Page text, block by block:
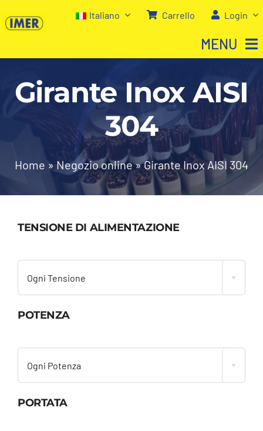
al
Italiano Carrello Login
MENU
Home
Chi siamo
I nostri servizi
Contatti
Girante Inox AISI
304
Home » Negozio online»Girante Inox AISI 304
TENSIONE DI ALIMENTAZIONE
Ogni Tensione
POTENZA
Ogni Potenza
PORTATA